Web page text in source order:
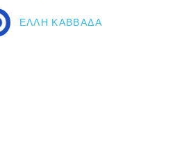
ΈΛΛΗ ΚΑΒΒΑΔΆ